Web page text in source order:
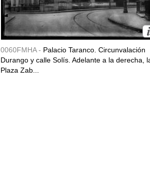
0060FMHA - Palacio Taranco. Circunvalación
Durango y calle Solís. Adelante a la derecha,
Plaza Zab...